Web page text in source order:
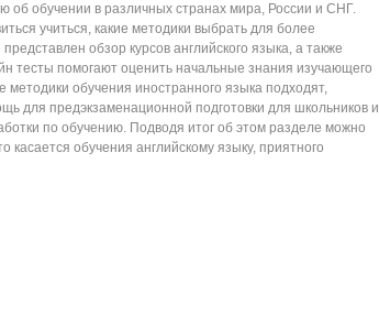
обучении в различных странах мира, России и СНГ.
учиться, какие методики выбрать для более
обзор курсов английского языка, а также
тесты помогают оценить начальные знания изучающего
методики обучения иностранного языка подходят,
для предэкзаменационной подготовки для школьников и
по обучению. Подводя итог об этом разделе можно
касается обучения английскому языку, приятного